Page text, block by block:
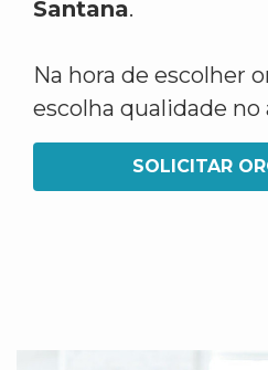
Santana.
Na hora de escolher
escolha qualidade
SOLICITAR